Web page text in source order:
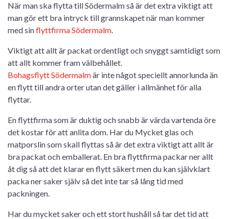
När man ska flytta till Södermalm så är det extra viktigt att
man gör ett bra intryck till grannskapet när man kommer
med sinflyttfirma Södermalm.
Viktigt att allt är packat ordentligt och snyggt samtidigt som
att allt kommer fram välbehållet.
Bohagsflytt Södermalmär inte något speciellt annorlunda än
en flytt till andra orter utan det gäller i allmänhet för alla
flyttar.
En flyttfirma som är duktig och snabb är värda vartenda öre
det kostar för att anlita dom. Har du Mycket glas och
matporslin som skall flyttas så är det extra viktigt att allt är
bra packat och emballerat. En bra flyttfirma packar ner allt
åt dig så att det klarar en flytt säkert men du kan självklart
packa ner saker själv så det inte tar så lång tid med
packningen.
Har du mycket saker och ett stort hushåll så tar det tid att